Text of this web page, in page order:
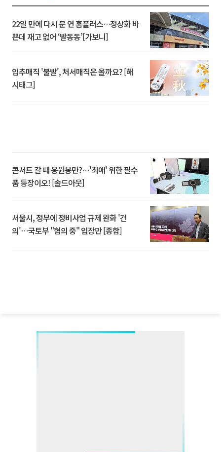
22일 만에 다시 문 연 홈플러스…정상화 바
쁜데 재고 없어 ‘발동동’[가보니]
입추매직 '불발', 처서매직은 올까요? [해
시태그]
콘서트 갈 때 응원봉만?⋯'최애' 위한 필수
품 등장이오! [솔드아웃]
서울시, 정부에 정비사업 규제 완화 '건
의'⋯국토부 "협의 중" 입장만 [종합]